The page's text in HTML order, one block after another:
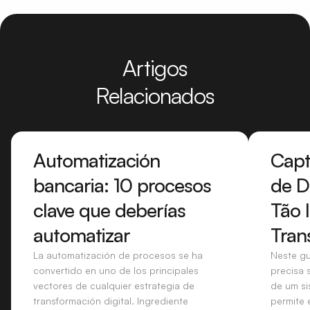
Artigos
Relacionados
Automatización
bancaria: 10 procesos
clave que deberías
automatizar
La automatización de procesos se ha
convertido en uno de los principales
vectores de cualquier estrategia de
transformación digital. Ingrediente
de
Tão
Neste
precisa
de um
permite